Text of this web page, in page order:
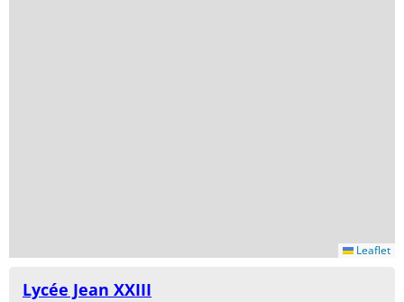
Leaflet
Lycée Jean XXIII